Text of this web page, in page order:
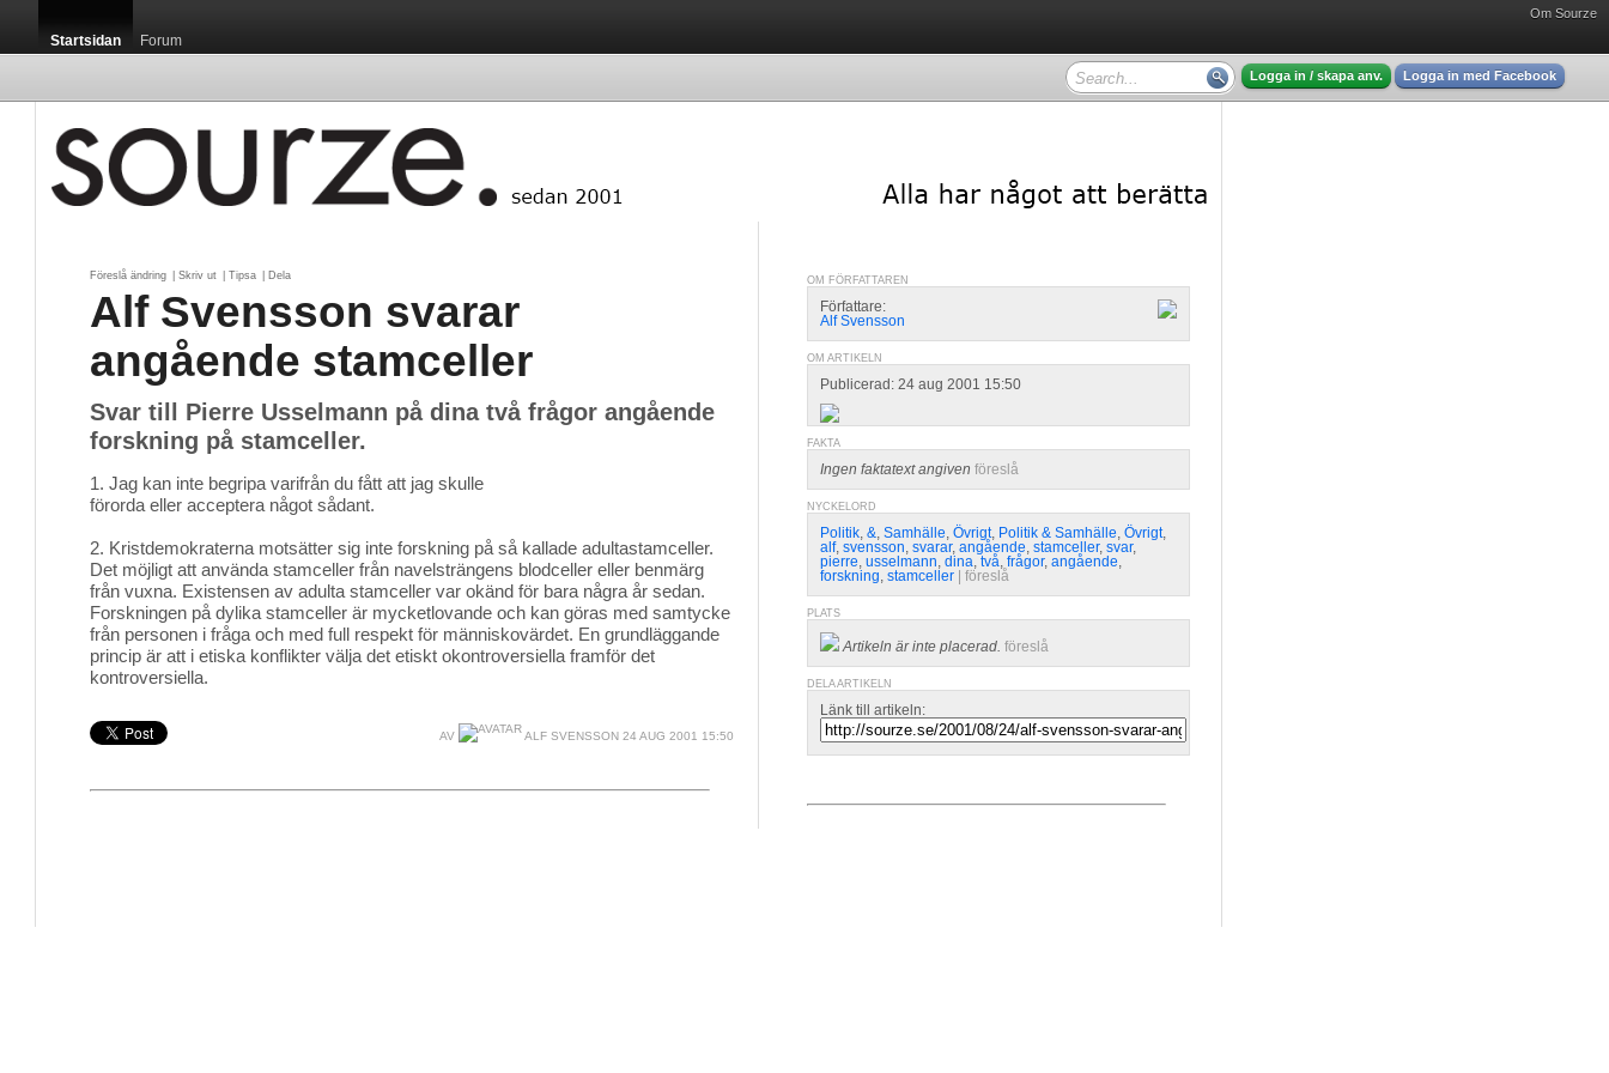
Om Sourze
Startsidan Forum
Logga in / skapa anv. Logga in med Facebook
Föreslå ändring Skriv ut Tipsa Dela
Alf Svensson svarar
angående stamceller
Svar till Pierre Usselmann på dina två frågor angående
forskning på stamceller.
1. Jag kan inte begripa varifrån du fått att jag skulle
förorda eller acceptera något sådant.
2. Kristdemokraterna motsätter sig inte forskning på så kallade adultastamceller.
Det möjligt att använda stamceller från navelsträngens blodceller eller benmärg
från vuxna. Existensen av adulta stamceller var okänd för bara några år sedan.
Forskningen på dylika stamceller är mycketlovande och kan göras med samtycke
från personen i fråga och med full respekt för människovärdet. En grundläggande
princip är att i etiska konflikter välja det etiskt okontroversiella framför det
kontroversiella.
AV ALF SVENSSON 24 AUG 2001 15:50
OM FÖRFATTAREN
Författare:
Alf Svensson
OM ARTIKELN
Publicerad: 24 aug 2001 15:50
FAKTA
Ingen faktatext angiven föreslå
NYCKELORD
Politik, &, Samhälle, Övrigt, Politik & Samhälle, Övrigt,
alf, svensson, svarar, angående, stamceller, svar,
pierre, usselmann, dina, två, frågor, angående,
forskning, stamceller föreslå
PLATS
Artikeln är inte placerad. föreslå
DELA ARTIKELN
Länk till artikeln: